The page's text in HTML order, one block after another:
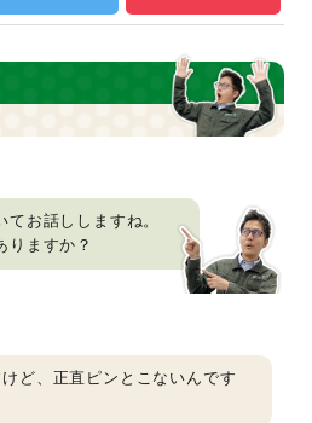
お話ししますね。
りますか？
ど、正直ピンとこないんです